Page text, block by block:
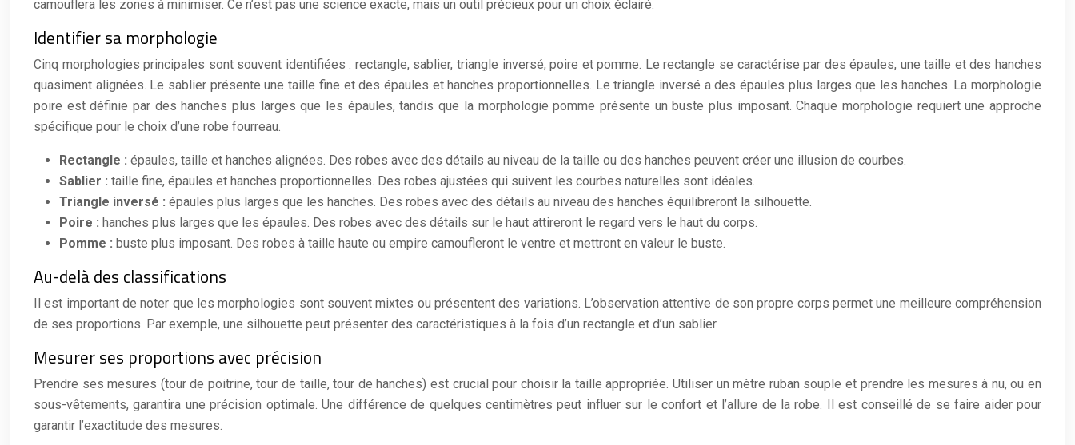
camouflera les zones à minimiser. Ce n’est pas une science exacte, mais un outil précieux pour un choix éclairé.
Identifier sa morphologie
Cinq morphologies principales sont souvent identifiées : rectangle, sablier, triangle inversé, poire et pomme. Le rectangle se caractérise par des épaules, une taille et des hanches
quasiment alignées. Le sablier présente une taille fine et des épaules et hanches proportionnelles. Le triangle inversé a des épaules plus larges que les hanches. La morphologie
poire est définie par des hanches plus larges que les épaules, tandis que la morphologie pomme présente un buste plus imposant. Chaque morphologie requiert une approche
spécifique pour le choix d’une robe fourreau.
Rectangle : épaules, taille et hanches alignées. Des robes avec des détails au niveau de la taille ou des hanches peuvent créer une illusion de courbes.
Sablier : taille fine, épaules et hanches proportionnelles. Des robes ajustées qui suivent les courbes naturelles sont idéales.
Triangle inversé : épaules plus larges que les hanches. Des robes avec des détails au niveau des hanches équilibreront la silhouette.
Poire : hanches plus larges que les épaules. Des robes avec des détails sur le haut attireront le regard vers le haut du corps.
Pomme : buste plus imposant. Des robes à taille haute ou empire camoufleront le ventre et mettront en valeur le buste.
Au-delà des classifications
Il est important de noter que les morphologies sont souvent mixtes ou présentent des variations. L’observation attentive de son propre corps permet une meilleure compréhension
de ses proportions. Par exemple, une silhouette peut présenter des caractéristiques à la fois d’un rectangle et d’un sablier.
Mesurer ses proportions avec précision
Prendre ses mesures (tour de poitrine, tour de taille, tour de hanches) est crucial pour choisir la taille appropriée. Utiliser un mètre ruban souple et prendre les mesures à nu, ou en
sous-vêtements, garantira une précision optimale. Une différence de quelques centimètres peut influer sur le confort et l’allure de la robe. Il est conseillé de se faire aider pour
garantir l’exactitude des mesures.